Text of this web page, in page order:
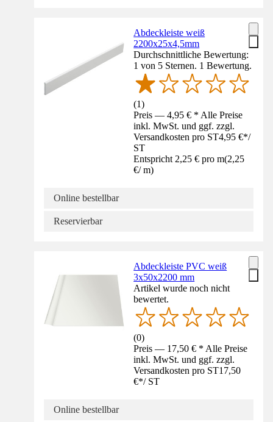
Abdeckleiste weiß
2200x25x4,5mm
Durchschnittliche Bewertung:
1 von 5 Sternen. 1 Bewertung.
(1)
Preis — 4,95 € * Alle Preise
inkl. MwSt. und ggf. zzgl.
Versandkosten pro ST4,95 €*/
ST
Entspricht 2,25 € pro m(2,25
€/ m)
Online bestellbar
Reservierbar
Abdeckleiste PVC weiß
3x50x2200 mm
Artikel wurde noch nicht
bewertet.
(0)
Preis — 17,50 € * Alle Preise
inkl. MwSt. und ggf. zzgl.
Versandkosten pro ST17,50
€*/ ST
Online bestellbar